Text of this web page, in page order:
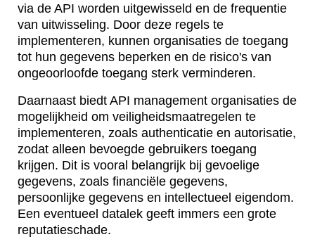
via de API worden uitgewisseld en de frequentie
van uitwisseling. Door deze regels te
implementeren, kunnen organisaties de toegang
tot hun gegevens beperken en de risico's van
ongeoorloofde toegang sterk verminderen.
Daarnaast biedt API management organisaties de
mogelijkheid om veiligheidsmaatregelen te
implementeren, zoals authenticatie en autorisatie,
zodat alleen bevoegde gebruikers toegang
krijgen. Dit is vooral belangrijk bij gevoelige
gegevens, zoals financiële gegevens,
persoonlijke gegevens en intellectueel eigendom.
Een eventueel datalek geeft immers een grote
reputatieschade.